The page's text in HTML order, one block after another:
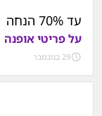
עד 70% הנחה
על פריטי אופנה
29 בנובמבר